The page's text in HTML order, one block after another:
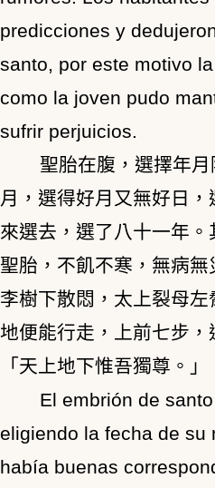
predicciones y
santo, por este motivo
como la joven pudo
sufrir perjuicios.
聖胎在腹，選擇年
月，選得好月又無好日
來選去，選了八十一年
聖胎，不飢不寒，無病無
李樹下散悶，太上裂母
地便能行走，上前七步，
「天上地下惟吾獨尊。」
El embrión de
eligiendo la fecha de su
había buenas